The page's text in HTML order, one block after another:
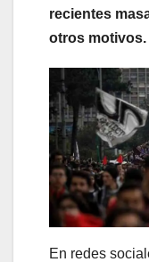
recientes
otros motivos.
En redes